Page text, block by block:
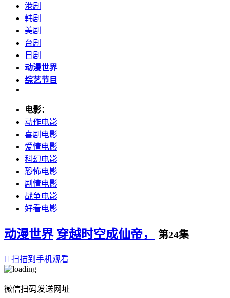
港剧
韩剧
美剧
台剧
日剧
动漫世界
综艺节目
电影：
动作电影
喜剧电影
爱情电影
科幻电影
恐怖电影
剧情电影
战争电影
好看电影
动漫世界 穿越时空成仙帝， 第24集
 扫描到手机观看
微信扫码发送网址